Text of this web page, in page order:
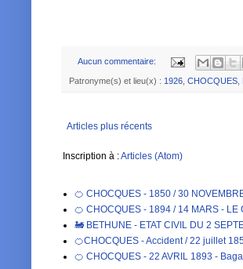
Aucun commentaire:
Patronyme(s) et lieu(x) : 1926 CHOCQUES
Articles plus récents
Inscription à :Articles (Atom)
🍊 CHOCQUES - 1850 / 30
🍊 CHOCQUES - 1894 / 14 MARS -
🚂 BETHUNE - ETAT CIVIL DU 2
🍊CHOCQUES - Accident / 22 juillet
🍊 CHOCQUES - 22 AVRIL 1893 -